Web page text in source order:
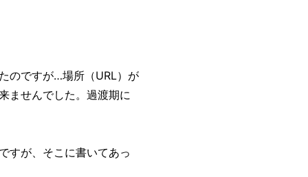
のですが…場所（URL）が
ませんでした。過渡期に
すが、そこに書いてあっ